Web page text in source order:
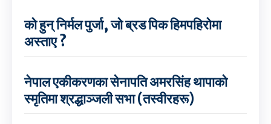
को हुन् निर्मल पुर्जा, जो ब्रड पिक हिमपहिरोमा
अस्ताए ?
नेपाल एकीकरणका सेनापति अमरसिंह थापाको
स्मृतिमा श्रद्धाञ्जली सभा (तस्वीरहरू)